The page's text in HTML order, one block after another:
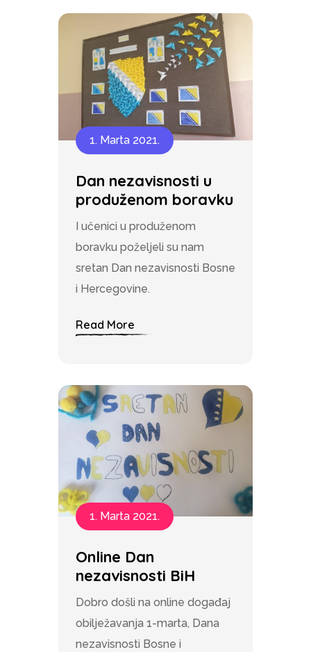
1. Marta 2021.
Dan nezavisnosti u
produženom boravku
I učenici u produženom
boravku poželjeli su nam
sretan Dan nezavisnosti Bosne
i Hercegovine.
Read More
1. Marta 2021.
Online Dan
nezavisnosti BiH
Dobro došli na online događaj
obilježavanja 1-marta, Dana
nezavisnosti Bosne i